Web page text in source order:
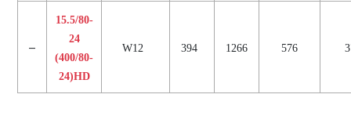
–
15.5/80-
24
(400/80-
24)HD
W12 394 1266 576